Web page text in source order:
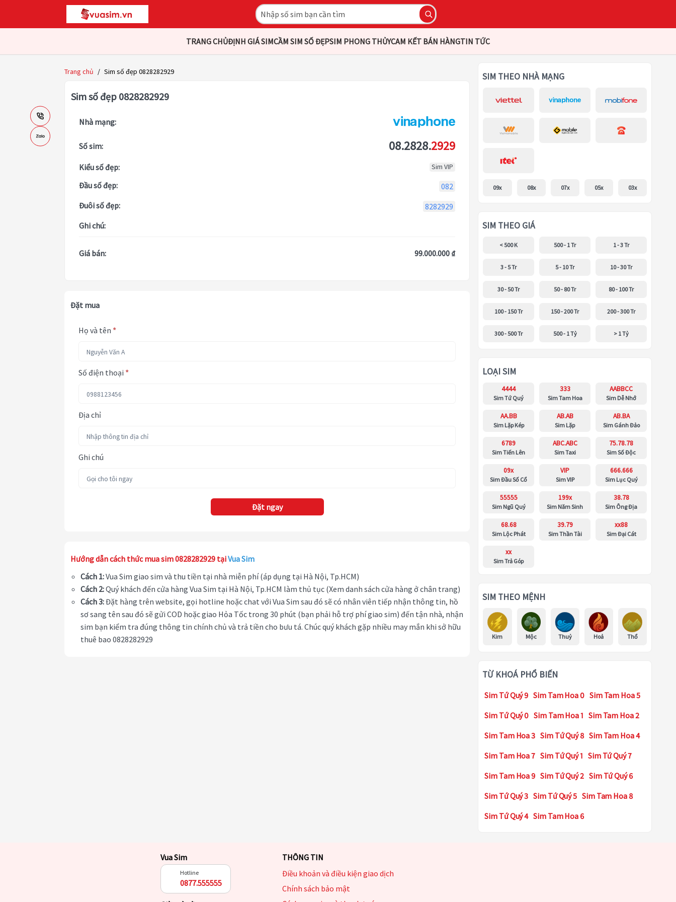
TRANG CHỦĐỊNH GIÁ SIMCẦM SIM SỐ ĐẸPSIM PHONG THỦYCAM KẾT BÁN HÀNGTIN TỨC
Trang chủ / Sim số đẹp 0828282929
Sim số đẹp 0828282929
Nhà mạng:
Số sim: 08.2828.2929
Kiểu số đẹp: Sim VIP
Đầu số đẹp:
082
Đuôi số đẹp:
8282929
Ghi chú:
Giá bán: 99.000.000 ₫
Đặt mua
Họ và tên *
Số điện thoại *
Địa chỉ
Ghi chú
Đặt ngay
Hướng dẫn cách thức mua sim 0828282929 tạiVua Sim
Cách 1:Vua Sim giao sim và thu tiền tại nhà miễn phí (áp dụng tại Hà Nội, Tp.HCM)
Cách 2:Quý khách đến cửa hàng Vua Sim tại Hà Nội, Tp.HCM làm thủ tục (Xem danh sách cửa hàng ở chân trang)
Cách 3:Đặt hàng trên website, gọi hotline hoặc chat với Vua Sim sau đó sẽ có nhân viên tiếp nhận thông tin, hồ
sơ sang tên sau đó sẽ gửi COD hoặc giao Hỏa Tốc trong 30 phút (bạn phải hỗ trợ phí giao sim) đến tận nhà, nhận
sim bạn kiểm tra đúng thông tin chính chủ và trả tiền cho bưu tá. Chúc quý khách gặp nhiều may mắn khi sở hữu
thuê bao 0828282929
SIM THEO NHÀ MẠNG
09x 08x 07x 05x 03x
SIM THEO GIÁ
< 500 K 500 - 1 Tr 1 - 3 Tr
3 - 5 Tr 5 - 10 Tr 10 - 30 Tr
30 - 50 Tr 50 - 80 Tr 80 - 100 Tr
100 - 150 Tr 150 - 200 Tr 200 - 300 Tr
300 - 500 Tr 500 - 1 Tỷ > 1 Tỷ
LOẠI SIM
4444
Sim Tứ Quý
333
Sim Tam Hoa
AABBCC
Sim Dễ Nhớ
AA.BB
Sim Lặp Kép
AB.AB
Sim Lặp
AB.BA
Sim Gánh Đảo
6789
Sim Tiến Lên
ABC.ABC
Sim Taxi
75.78.78
Sim Số Độc
09x
Sim Đầu Số Cổ
VIP
Sim VIP
666.666
Sim Lục Quý
55555
Sim Ngũ Quý
199x
Sim Năm Sinh
38.78
Sim Ông Địa
68.68
Sim Lộc Phát
39.79
Sim Thần Tài
xx88
Sim Đại Cát
xx
Sim Trả Góp
SIM THEO MỆNH
Kim Mộc Thuỷ Hoả Thổ
TỪ KHOÁ PHỔ BIẾN
Sim Tứ Quý 9 Sim Tam Hoa 0 Sim Tam Hoa 5
Sim Tứ Quý 0 Sim Tam Hoa 1 Sim Tam Hoa 2
Sim Tam Hoa 3 Sim Tứ Quý 8 Sim Tam Hoa 4
Sim Tam Hoa 7 Sim Tứ Quý 1 Sim Tứ Quý 7
Sim Tam Hoa 9 Sim Tứ Quý 2 Sim Tứ Quý 6
Sim Tứ Quý 3 Sim Tứ Quý 5 Sim Tam Hoa 8
Sim Tứ Quý 4 Sim Tam Hoa 6
Vua Sim
Hotline
0877.555555
THÔNG TIN
Điều khoản và điều kiện giao dịch
Chính sách bảo mật